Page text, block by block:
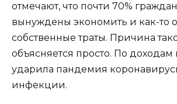
отмечают, что почти 70%
вынуждены экономить и как-то
собственные траты. Причина
объясняется просто. По доходам
ударила пандемия
инфекции.